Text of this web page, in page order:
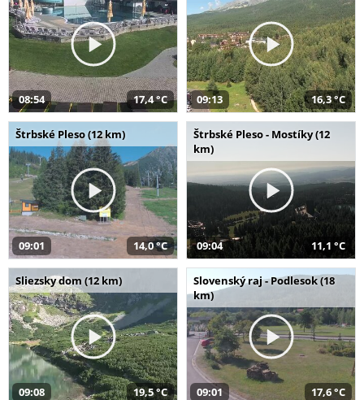
08:54 17,4 °C 09:13 16,3 °C
Štrbské Pleso (12 km)
09:01 14,0 °C
Štrbské Pleso - Mostíky (12
km)
09:04 11,1 °C
Sliezsky dom (12 km)
09:08 19,5 °C
Slovenský raj - Podlesok (18
km)
09:01 17,6 °C